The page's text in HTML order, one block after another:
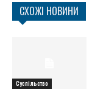
СХОЖІ НОВИНИ
Суспільство